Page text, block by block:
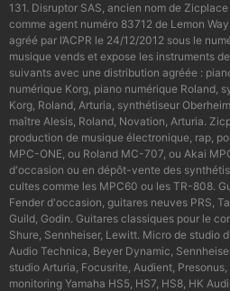
131. Disruptor SAS, ancien nom de
comme agent numéro 83712 de Lemon
agréé par l’ACPR le 24/12/2012 sous le
musique vends et expose les instruments
suivants avec une distribution agréée :
numérique Korg, piano numérique Roland,
Korg, Roland, Arturia, synthétiseur
maître Alesis, Roland, Novation, Arturia.
production de musique électronique, rap,
MPC-ONE, ou Roland MC-707, ou Akai
d'occasion ou en dépôt-vente des
cultes comme les MPC60 ou les TR-808.
Fender d'occasion, guitares neuves PRS,
Guild, Godin. Guitares classiques pour le
Shure, Sennheiser, Lewitt. Micro de studio
Audio Technica, Beyer Dynamic,
studio Arturia, Focusrite, Audient,
monitoring Yamaha HS5, HS7, HS8, HK